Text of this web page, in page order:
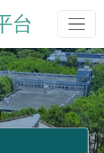
台